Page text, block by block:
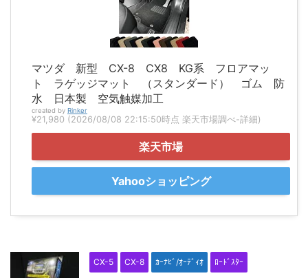
マツダ 新型 CX-8 CX8 KG系 フロアマッ
ト ラゲッジマット （スタンダード） ゴム 防
水 日本製 空気触媒加工
created by Rinker
¥21,980 (2026/08/08 22:15:50時点 楽天市場調べ-詳細)
楽天市場
Yahooショッピング
CX-5 CX-8 ｶｰﾅﾋﾞ/ｵｰﾃﾞｨｵ ﾛｰﾄﾞｽﾀｰ